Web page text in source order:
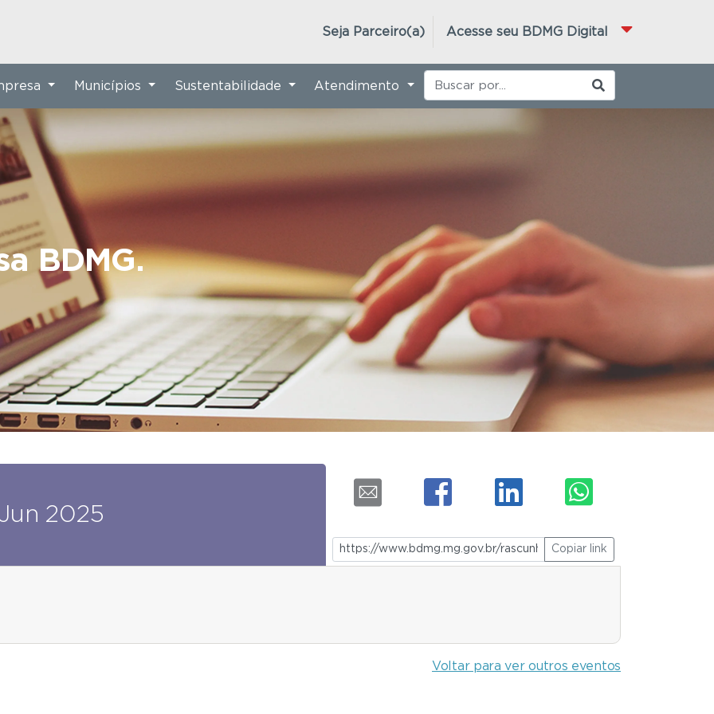
Acesse seu BDMG Digital
Seja Parceiro(a)
BDMG.
Municípios Sustentabilidade Atendimento
2025
Copiar link
Voltar para ver outros eventos